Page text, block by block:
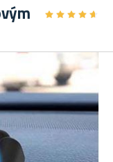
★★★★★
★★★★★